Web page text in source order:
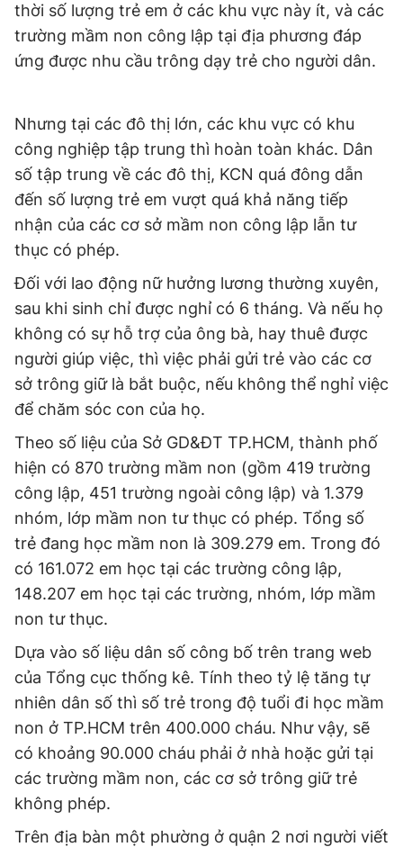
thời số lượng trẻ em ở các khu vực này ít, và các
trường mầm non công lập tại địa phương đáp
ứng được nhu cầu trông dạy trẻ cho người dân.
Nhưng tại các đô thị lớn, các khu vực có khu
công nghiệp tập trung thì hoàn toàn khác. Dân
số tập trung về các đô thị, KCN quá đông dẫn
đến số lượng trẻ em vượt quá khả năng tiếp
nhận của các cơ sở mầm non công lập lẫn tư
thục có phép.
Đối với lao động nữ hưởng lương thường xuyên,
sau khi sinh chỉ được nghỉ có 6 tháng. Và nếu họ
không có sự hỗ trợ của ông bà, hay thuê được
người giúp việc, thì việc phải gửi trẻ vào các cơ
sở trông giữ là bắt buộc, nếu không thể nghỉ việc
để chăm sóc con của họ.
Theo số liệu của Sở GD&ĐT TP.HCM, thành phố
hiện có 870 trường mầm non (gồm 419 trường
công lập, 451 trường ngoài công lập) và 1.379
nhóm, lớp mầm non tư thục có phép. Tổng số
trẻ đang học mầm non là 309.279 em. Trong đó
có 161.072 em học tại các trường công lập,
148.207 em học tại các trường, nhóm, lớp mầm
non tư thục.
Dựa vào số liệu dân số công bố trên trang web
của Tổng cục thống kê. Tính theo tỷ lệ tăng tự
nhiên dân số thì số trẻ trong độ tuổi đi học mầm
non ở TP.HCM trên 400.000 cháu. Như vậy, sẽ
có khoảng 90.000 cháu phải ở nhà hoặc gửi tại
các trường mầm non, các cơ sở trông giữ trẻ
không phép.
Trên địa bàn một phường ở quận 2 nơi người viết